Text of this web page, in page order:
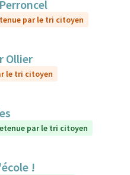
par le tri citoyen
Ollier
le tri citoyen
par le tri citoyen
!